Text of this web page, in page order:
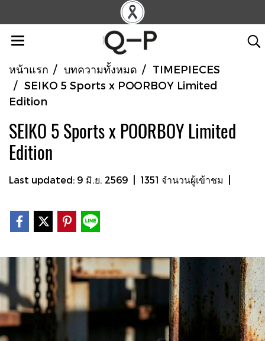
หน้าแรก บทความทั้งหมด
TIMEPIECES
SEIKO 5 Sports x POORBOY Limited
Edition
SEIKO 5 Sports x POORBOY Limited
Edition
Last updated: 9 มิ.ย. 2569 1351 จำนวนผู้เข้าชม